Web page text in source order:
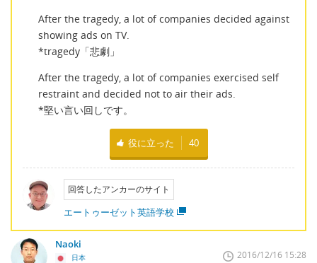
After the tragedy, a lot of companies decided against
showing ads on TV.
*tragedy「悲劇」
After the tragedy, a lot of companies exercised self
restraint and decided not to air their ads.
*堅い言い回しです。
役に立った 40
回答したアンカーのサイト
エートゥーゼット英語学校
Naoki
日本 2016/12/16 15:28